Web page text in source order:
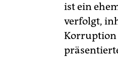
ist ein
verfolgt,
Korruption